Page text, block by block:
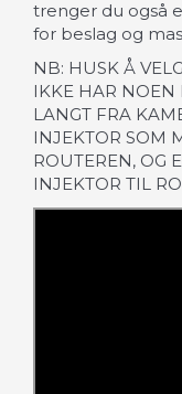
trenger du også
for beslag og
NB: HUSK Å
IKKE HAR NOEN
LANGT FRA
INJEKTOR SOM
ROUTEREN, OG
INJEKTOR TIL